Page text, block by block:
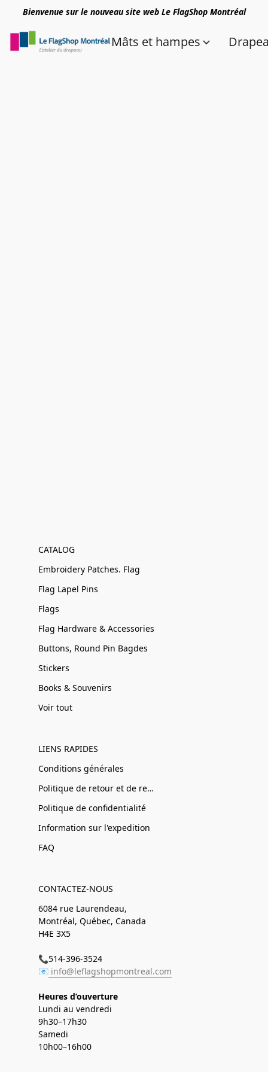
Bienvenue sur le nouveau site web Le FlagShop Montréal
Mâts et hampes
CATALOG
Embroidery Patches. Flag
Flag Lapel Pins
Flags
Flag Hardware & Accessories
Buttons, Round Pin Bagdes
Stickers
Books & Souvenirs
Voir tout
LIENS RAPIDES
Conditions générales
Politique de retour et de remboursement
Politique de confidentialité
Information sur l'expedition
FAQ
CONTACTEZ-NOUS
6084 rue Laurendeau,
Montréal, Québec, Canada
H4E 3X5
📞514-396-3524
📧 info@leflagshopmontreal.com
Heures d’ouverture
Lundi au vendredi
9h30–17h30
Samedi
10h00–16h00